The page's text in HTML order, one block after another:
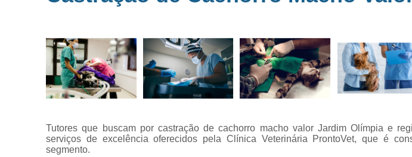
Vacina para
animais
Veterinários 24
horas
Exame de
Exame
Exame de
Tutores que buscam por castração de cachorro macho valor Jardim Olímpia e
serviços de excelência oferecidos pela Clínica Veterinária ProntoVet, que é
segmento.